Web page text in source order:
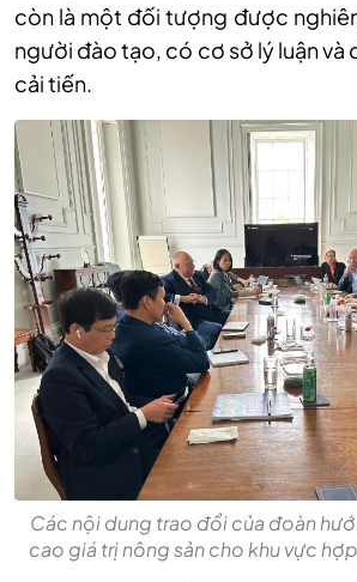
còn là một đối tượng được
người đào tạo, có cơ sở lý luận và
cải tiến.
Các nội dung trao đổi của đoàn
cao giá trị nông sản cho khu vực